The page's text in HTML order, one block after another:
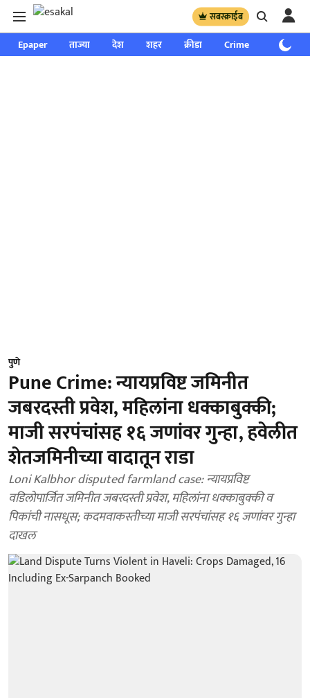
सबस्क्राईब
Epaper ताज्या देश शहर क्रीडा Crime साप्ताहिक
पुणे
Pune Crime: न्यायप्रविष्ट जमिनीत
जबरदस्ती प्रवेश, महिलांना धक्काबुक्की;
माजी सरपंचांसह १६ जणांवर गुन्हा, हवेलीत
शेतजमिनीच्या वादातून राडा
Loni Kalbhor disputed farmland case: न्यायप्रविष्ट
वडिलोपार्जित जमिनीत जबरदस्ती प्रवेश, महिलांना धक्काबुक्की व
पिकांची नासधूस; कदमवाकस्तीच्या माजी सरपंचांसह १६ जणांवर गुन्हा
दाखल